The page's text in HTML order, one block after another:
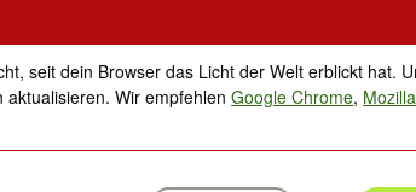
seit dein Browser das Licht der Welt erblickt hat.
aktualisieren. Wir empfehlenGoogle Chrome,